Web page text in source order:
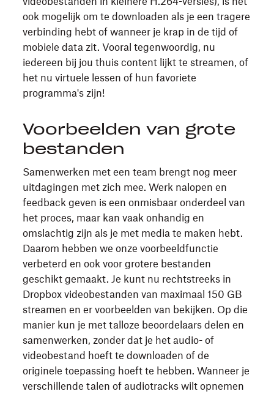
ook mogelijk om te downloaden als je een tragere
verbinding hebt of wanneer je krap in de tijd of
mobiele data zit. Vooral tegenwoordig, nu
iedereen bij jou thuis content lijkt te streamen, of
het nu virtuele lessen of hun favoriete
programma's zijn!
Voorbeelden van grote
bestanden
Samenwerken met een team brengt nog meer
uitdagingen met zich mee. Werk nalopen en
feedback geven is een onmisbaar onderdeel van
het proces, maar kan vaak onhandig en
omslachtig zijn als je met media te maken hebt.
Daarom hebben we onze voorbeeldfunctie
verbeterd en ook voor grotere bestanden
geschikt gemaakt. Je kunt nu rechtstreeks in
Dropbox videobestanden van maximaal 150 GB
streamen en er voorbeelden van bekijken. Op die
manier kun je met talloze beoordelaars delen en
samenwerken, zonder dat je het audio- of
videobestand hoeft te downloaden of de
originele toepassing hoeft te hebben. Wanneer je
verschillende talen of audiotracks wilt opnemen